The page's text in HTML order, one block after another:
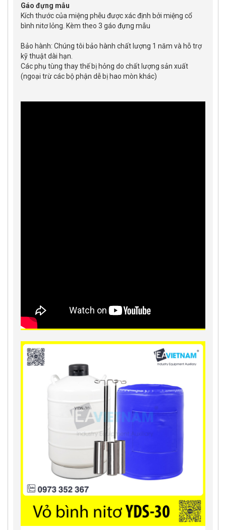
Gáo đựng mẫu
Kích thước của miệng phễu được xác định bởi miệng cổ
bình nitơ lỏng. Kèm theo 3 gáo đựng mẫu
Bảo hành: Chúng tôi bảo hành chất lượng 1 năm và hỗ trợ
kỹ thuật dài hạn.
Các phụ tùng thay thế bị hỏng do chất lượng sản xuất
(ngoại trừ các bộ phận dễ bị hao mòn khác)